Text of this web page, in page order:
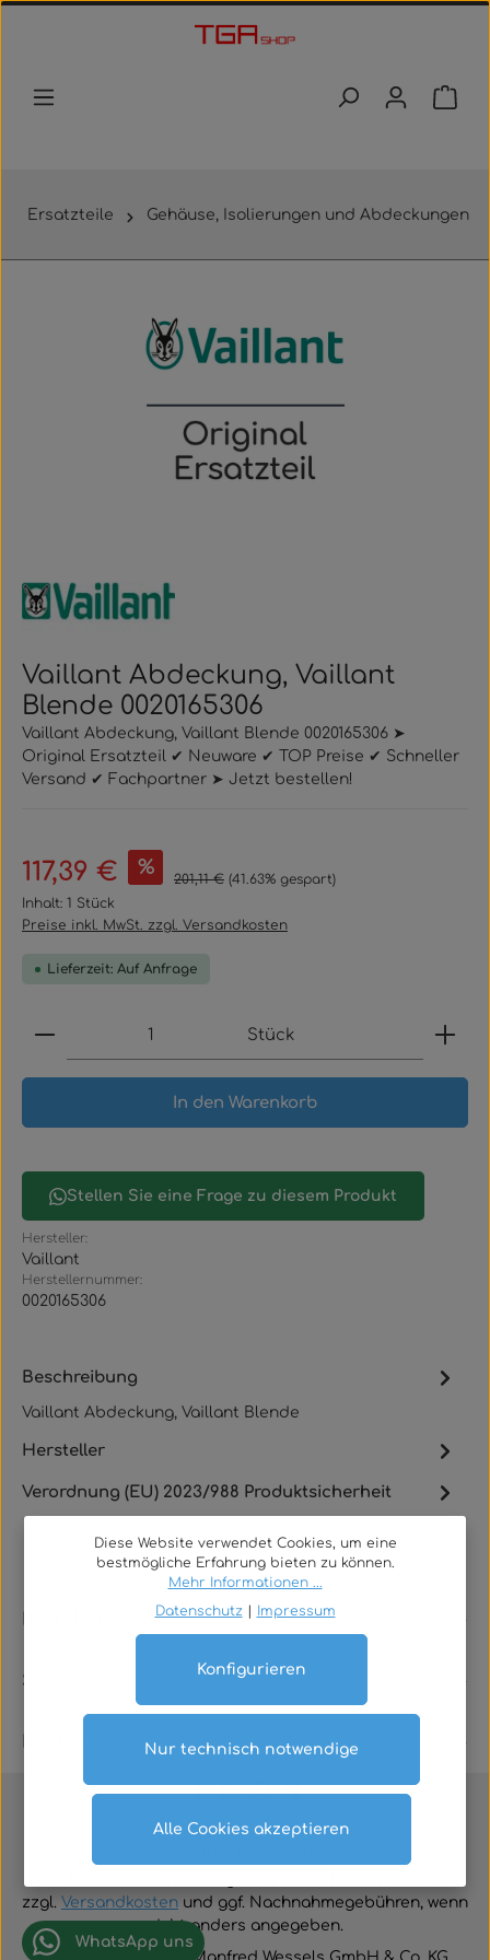
Zum Hauptinhalt springen
Ersatzteile Gehäuse, Isolierungen und Abdeckungen
Vaillant Abdeckung, Vaillant
Blende 0020165306
Vaillant Abdeckung, Vaillant Blende 0020165306 ➤
Original Ersatzteil ✔ Neuware ✔ TOP Preise ✔ Schneller
Versand ✔ Fachpartner ➤ Jetzt bestellen!
Verkaufspreis:
117,39 € % Regulärer Preis:
201,11 € (41.63% gespart)
Inhalt: 1 Stück
Preise inkl. MwSt. zzgl. Versandkosten
Lieferzeit: Auf Anfrage
Produkt Anzahl: Gib den gewünschten Wert
Stück
In den Warenkorb
Stellen Sie eine Frage zu diesem Produkt
Hersteller:
Vaillant
Herstellernummer:
0020165306
Beschreibung
Vaillant Abdeckung, Vaillant Blende
Hersteller
Verordnung (EU) 2023/988 Produktsicherheit
Service
zzgl. Versandkosten und ggf. Nachnahmegebühren, wenn
nicht anders angegeben.
WhatsApp uns
Diese Website verwendet Cookies, um eine
bestmögliche Erfahrung bieten zu können.
Mehr Informationen ...
Datenschutz
Impressum
Nur technisch notwendige
Konfigurieren
Alle Cookies akzeptieren